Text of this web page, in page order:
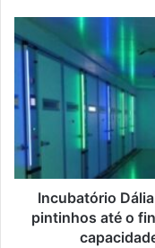
Incubatório
Dália
deverá
atingir
meta
280
pintinhos
Incubatório
pintinhos até o